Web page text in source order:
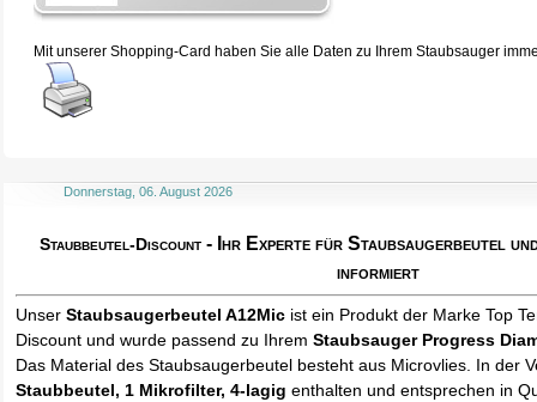
Mit unserer Shopping-Card haben Sie alle Daten zu Ihrem Staubsauger
Donnerstag, 06. August 2026
Staubbeutel-Discount - Ihr Experte für Staubsaugerbeutel
informiert
UnserStaubsaugerbeutel A12Mic ist ein Produkt der Marke Top
Discount und wurde passend zu IhremStaubsauger Progress
Das Material des Staubsaugerbeutel besteht aus Microvlies. In der
Staubbeutel, 1 Mikrofilter, 4-lagig enthalten und entsprechen in